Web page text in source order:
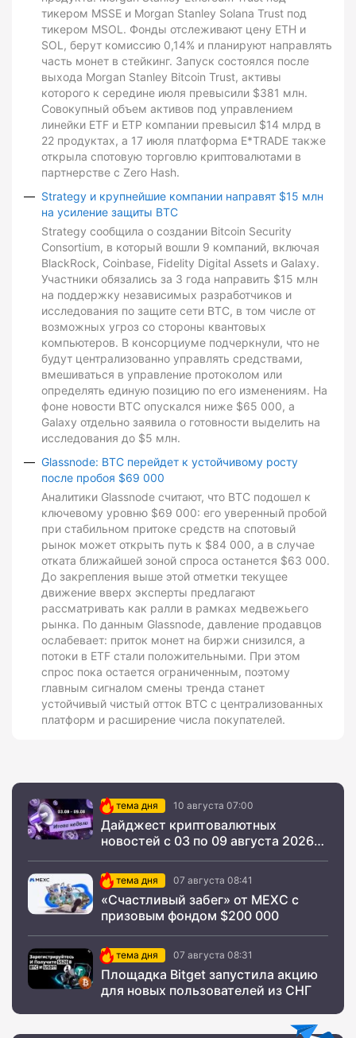
тикером MSSE и Morgan Stanley Solana Trust под
тикером MSOL. Фонды отслеживают цену ETH и
SOL, берут комиссию 0,14% и планируют направлять
часть монет в стейкинг. Запуск состоялся после
выхода Morgan Stanley Bitcoin Trust, активы
которого к середине июля превысили $381 млн.
Совокупный объем активов под управлением
линейки ETF и ETP компании превысил $14 млрд в
22 продуктах, а 17 июля платформа E*TRADE также
открыла спотовую торговлю криптовалютами в
партнерстве с Zero Hash.
Strategy и крупнейшие компании направят $15 млн
на усиление защиты BTC
Strategy сообщила о создании Bitcoin Security
Consortium, в который вошли 9 компаний, включая
BlackRock, Coinbase, Fidelity Digital Assets и Galaxy.
Участники обязались за 3 года направить $15 млн
на поддержку независимых разработчиков и
исследования по защите сети BTC, в том числе от
возможных угроз со стороны квантовых
компьютеров. В консорциуме подчеркнули, что не
будут централизованно управлять средствами,
вмешиваться в управление протоколом или
определять единую позицию по его изменениям. На
фоне новости BTC опускался ниже $65 000, а
Galaxy отдельно заявила о готовности выделить на
исследования до $5 млн.
Glassnode: BTC перейдет к устойчивому росту
после пробоя $69 000
Аналитики Glassnode считают, что BTC подошел к
ключевому уровню $69 000: его уверенный пробой
при стабильном притоке средств на спотовый
рынок может открыть путь к $84 000, а в случае
отката ближайшей зоной спроса останется $63 000.
До закрепления выше этой отметки текущее
движение вверх эксперты предлагают
рассматривать как ралли в рамках медвежьего
рынка. По данным Glassnode, давление продавцов
ослабевает: приток монет на биржи снизился, а
потоки в ETF стали положительными. При этом
спрос пока остается ограниченным, поэтому
главным сигналом смены тренда станет
устойчивый чистый отток BTC с централизованных
платформ и расширение числа покупателей.
тема дня 10 августа 07:00
Дайджест криптовалютных
новостей с 03 по 09 августа 2026
года
тема дня 07 августа 08:41
«Счастливый забег» от MEXC с
призовым фондом $200 000
тема дня 07 августа 08:31
Площадка Bitget запустила акцию
для новых пользователей из СНГ